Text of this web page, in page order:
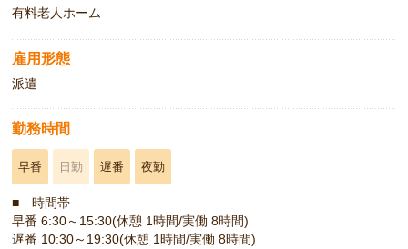
有料老人ホーム
雇用形態
派遣
勤務時間
早番 日勤 遅番 夜勤
■ 時間帯
早番 6:30～15:30(休憩 1時間/実働 8時間)
遅番 10:30～19:30(休憩 1時間/実働 8時間)